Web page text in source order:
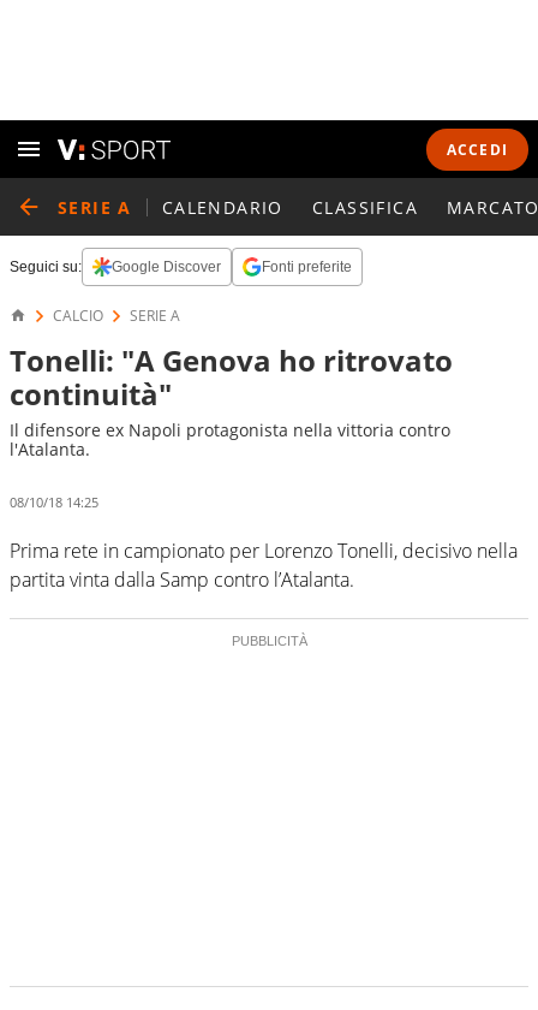
ACCEDI
SERIE A CALENDARIO CLASSIFICA
Seguici su: Google Discover Fonti preferite
CALCIO SERIE A
Tonelli: "A Genova ho ritrovato
continuità"
Il difensore ex Napoli protagonista nella vittoria contro
l'Atalanta.
08/10/18 14:25
Prima rete in campionato per Lorenzo Tonelli, decisivo nella
partita vinta dalla Samp contro l’Atalanta.